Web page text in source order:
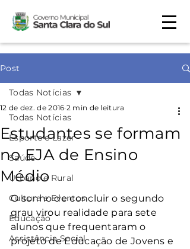
Post
Todas Notícias
Esporte e Lazer
Saúde
Urbano e Rural
Cultura e Eventos
Educação
Assistência Social
Todas Notícias
Estudantes se formam
no EJA de Ensino
Médio
12 de dez. de 2016 2 min de leitura
O sonho de concluir o segundo
grau virou realidade para sete
alunos que frequentaram o
projeto de Educação de Jovens e